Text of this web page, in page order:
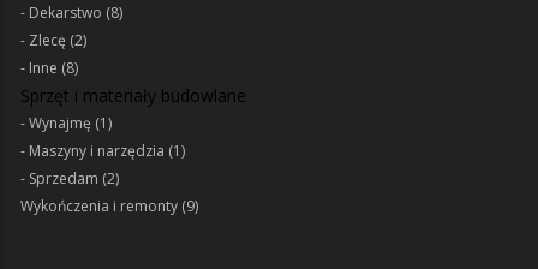
Dekarstwo (8)
Zlecę (2)
Inne (8)
Sprzęt i materiały budowlane
Wynajmę (1)
Maszyny i narzędzia (1)
Sprzedam (2)
Wykończenia i remonty (9)